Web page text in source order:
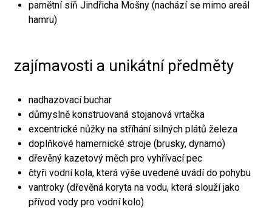
pamětní síň Jindřicha Mošny (nachází se mimo areál
hamru)
zajímavosti a unikátní předměty
nadhazovací buchar
důmyslně konstruovaná stojanová vrtačka
excentrické nůžky na stříhání silných plátů železa
doplňkové hamernické stroje (brusky, dynamo)
dřevěný kazetový měch pro vyhřívací pec
čtyři vodní kola, která výše uvedené uvádí do pohybu
vantroky (dřevěná koryta na vodu, která slouží jako
přívod vody pro vodní kolo)